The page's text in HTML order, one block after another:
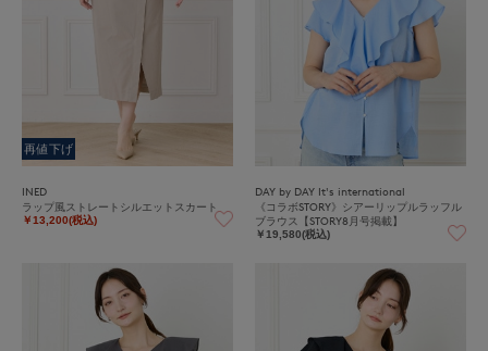
再値下げ
INED
ラップ風ストレートシルエットスカート
￥13,200(税込)
DAY by DAY It's international
《コラボSTORY》シアーリップルラッフル
ブラウス【STORY8月号掲載】
￥19,580(税込)